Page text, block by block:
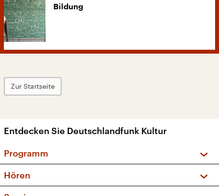
Bildung
Zur Startseite
Entdecken Sie Deutschlandfunk Kultur
Programm
Sendungen und Podcasts
Hören